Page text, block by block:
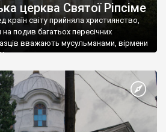
церква Святої Ріпсіме
країн світу прийняла християнство,
подив багатьох пересічних
вважають мусульманами, вірмени